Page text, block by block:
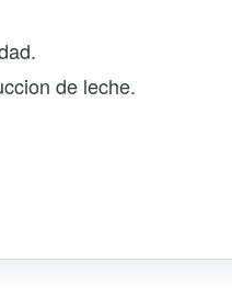
de leche.